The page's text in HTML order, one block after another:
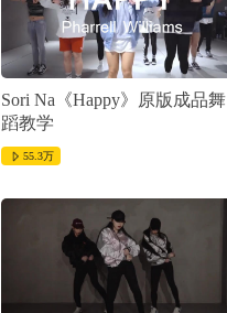
Sori Na《Happy》原版成品舞
蹈教学
55.3万